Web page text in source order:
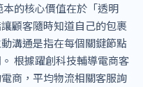
的核心價值在於「透明
顧客隨時知道自己的包裹
溝通是指在每個關鍵節點
根據躍創科技輔導電商客
商，平均物流相關客服詢